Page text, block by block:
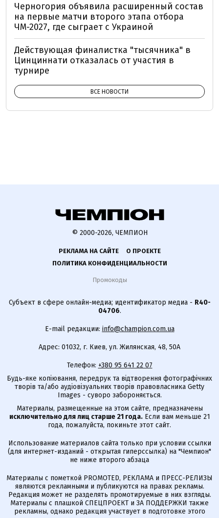
Черногория объявила расширенный состав
на первые матчи второго этапа отбора
ЧМ-2027, где сыграет с Украиной
Действующая финалистка "тысячника" в
Цинциннати отказалась от участия в
турнире
ВСЕ НОВОСТИ
© 2000-2026, ЧЕМПИОН
РЕКЛАМА НА САЙТЕ
О ПРОЕКТЕ
ПОЛИТИКА КОНФИДЕНЦИАЛЬНОСТИ
Промокоды
Субъект в сфере онлайн-медиа; идентификатор медиа - R40-
04706.
E-mail редакции: info@champion.com.ua
Адрес: 01032, г. Киев, ул. Жилянская, 48, 50А
Телефон: +380 95 641 22 07
Будь-яке копіювання, передрук та відтворення фотографічних
творів та/або аудіовізуальних творів правовласника Getty
Images - суворо забороняється.
Материалы, размещенные на этом сайте, предназначены
исключительно для лиц старше 21 года.Если вам меньше 21
года, пожалуйста, покиньте этот сайт.
Использование материалов сайта только при условии ссылки
(для интернет-изданий - открытая гиперссылка) на "Чемпион"
не ниже второго абзаца
Материалы с пометкой PROMOTED, РЕКЛАМА и ПРЕСС-РЕЛИЗЫ
являются рекламными и публикуются на правах рекламы.
Редакция может не разделять промотируемые в них взгляды.
Материалы с плашкой СПЕЦПРОЕКТ и ЗА ПОДДЕРЖКИ также
рекламны, однако редакция участвует в подготовке этого